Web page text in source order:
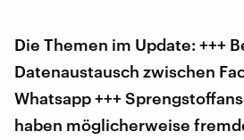
Die Themen im Update: +++
Datenaustausch zwischen
Whatsapp +++
haben möglicherweise